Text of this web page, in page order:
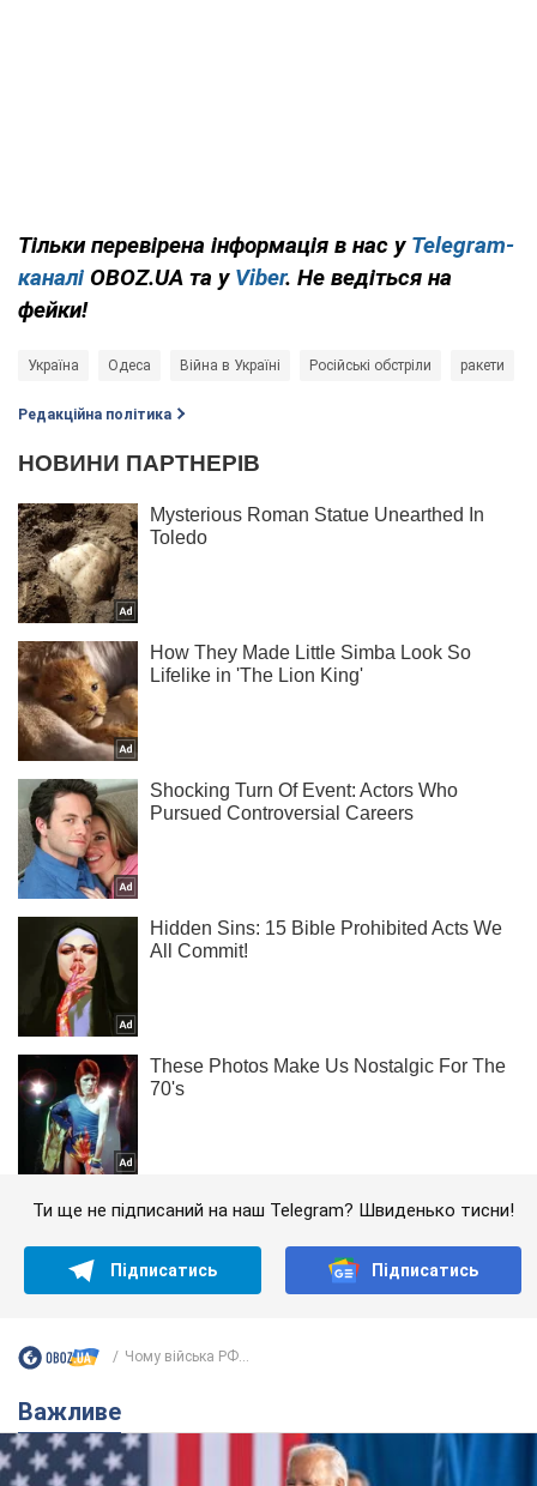
Тільки перевірена інформація в нас у Telegram-
каналі OBOZ.UA та у Viber. Не ведіться на
фейки!
Україна Одеса Війна в Україні Російські обстріли ракети
Редакційна політика
Ти ще не підписаний на наш Telegram? Швиденько тисни!
Підписатись Підписатись
Чому війська РФ...
Важливе